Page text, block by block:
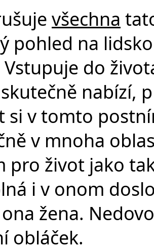
všechna
pohled na
do
nabízí,
si v tomto
v mnoha
pro život jako
i v onom
žena.
obláček.